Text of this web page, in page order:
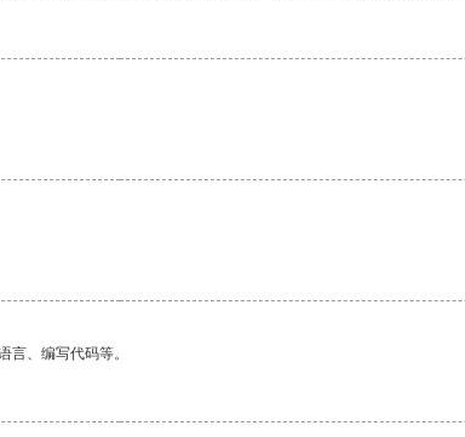
言、编写代码等。